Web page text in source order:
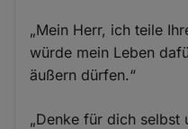
„Mein Herr, ich teile
würde mein Leben
äußern dürfen.“
„Denke für dich selbst